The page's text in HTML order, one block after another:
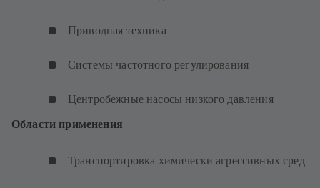
Приводная техника
Системы частотного регулирования
Центробежные насосы низкого давления
Области применения
Транспортировка химически агрессивных сред